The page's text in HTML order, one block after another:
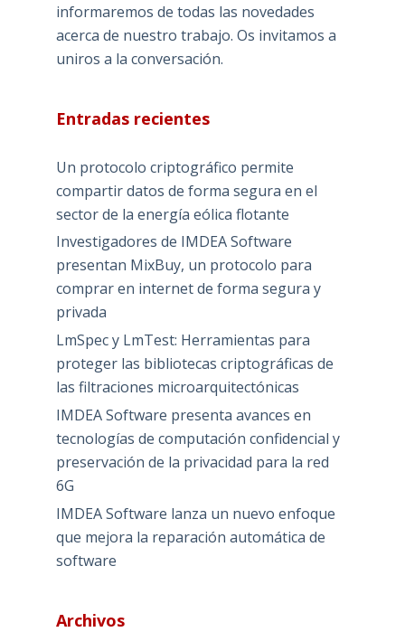
informaremos de todas las novedades
acerca de nuestro trabajo. Os invitamos a
uniros a la conversación.
Entradas recientes
Un protocolo criptográfico permite
compartir datos de forma segura en el
sector de la energía eólica flotante
Investigadores de IMDEA Software
presentan MixBuy, un protocolo para
comprar en internet de forma segura y
privada
LmSpec y LmTest: Herramientas para
proteger las bibliotecas criptográficas de
las filtraciones microarquitectónicas
IMDEA Software presenta avances en
tecnologías de computación confidencial y
preservación de la privacidad para la red
6G
IMDEA Software lanza un nuevo enfoque
que mejora la reparación automática de
software
Archivos